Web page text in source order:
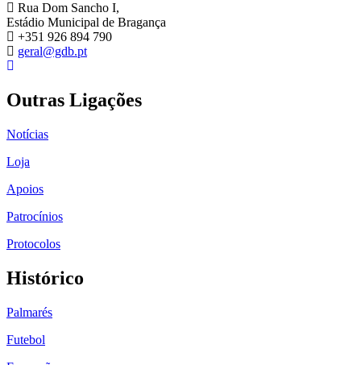
Rua Dom Sancho I,
Estádio Municipal de Bragança
+351 926 894 790
geral@gdb.pt
Outras Ligações
Notícias
Loja
Apoios
Patrocínios
Protocolos
Histórico
Palmarés
Futebol